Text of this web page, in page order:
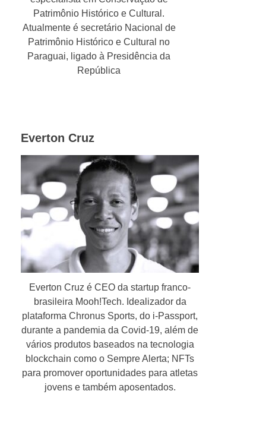
Patrimônio Histórico e Cultural.
Atualmente é secretário Nacional de
Patrimônio Histórico e Cultural no
Paraguai, ligado à Presidência da
República
Everton Cruz
Everton Cruz é CEO da startup franco-
brasileira Mooh!Tech. Idealizador da
plataforma Chronus Sports, do i-Passport,
durante a pandemia da Covid-19, além de
vários produtos baseados na tecnologia
blockchain como o Sempre Alerta; NFTs
para promover oportunidades para atletas
jovens e também aposentados.